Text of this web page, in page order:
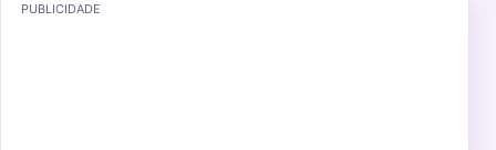
PUBLICIDADE